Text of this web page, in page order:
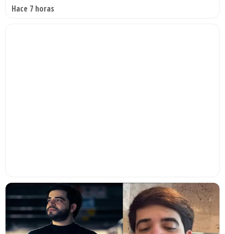
Hace 7 horas